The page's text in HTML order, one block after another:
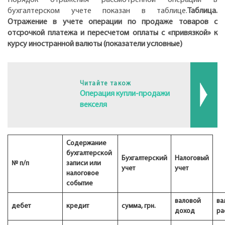
бухгалтерском учете показан в таблице. Таблица.
Отражение в учете операции по продаже товаров с
отсрочкой платежа и пересчетом оплаты с «привязкой» к
курсу иностранной валюты (показатели условные)
Читайте також
Операция купли-продажи
векселя
№ п/п
Содержание
бухгалтерской
записи или
налоговое
событие
Бухгалтерский
учет
Налоговый
учет
дебет кредит сумма, грн.
валовой
доход